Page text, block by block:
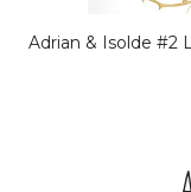
Adrian & Isolde #2